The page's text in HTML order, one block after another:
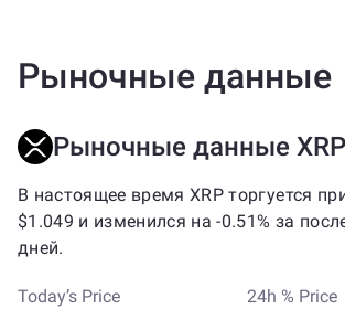
Рыночные данные
Рыночные данные XRP
В настоящее время XRP торгуется
$1.049 и изменился на -0.51% за
дней.
Today’s Price 24h % Price